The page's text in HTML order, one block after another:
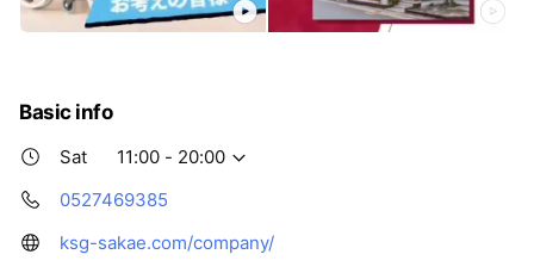
Basic info
Sat
11:00 - 20:00
0527469385
ksg-sakae.com/company/